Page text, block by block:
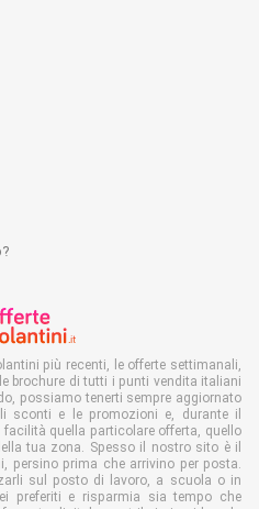
più recenti, le offerte settimanali,
brochure di tutti i punti vendita italiani
possiamo tenerti sempre aggiornato
sconti e le promozioni e, durante il
quella particolare offerta, quello
tua zona. Spesso il nostro sito è il
persino prima che arrivino per posta.
sul posto di lavoro, a scuola o in
preferiti e risparmia sia tempo che